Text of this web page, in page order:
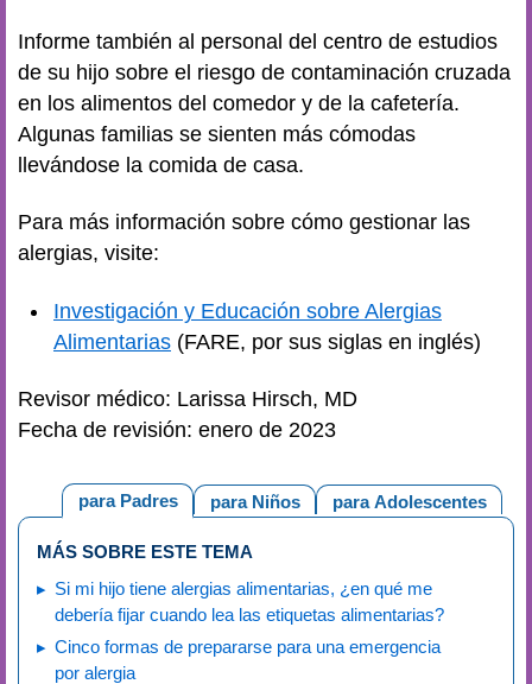
Informe también al personal del centro de estudios
de su hijo sobre el riesgo de contaminación cruzada
en los alimentos del comedor y de la cafetería.
Algunas familias se sienten más cómodas
llevándose la comida de casa.
Para más información sobre cómo gestionar las
alergias, visite:
Investigación y Educación sobre Alergias
Alimentarias (FARE, por sus siglas en inglés)
Revisor médico: Larissa Hirsch, MD
Fecha de revisión: enero de 2023
para Adolescentes
para Niños
para Padres
MÁS SOBRE ESTE TEMA
Si mi hijo tiene alergias alimentarias, ¿en qué me
debería fijar cuando lea las etiquetas alimentarias?
Cinco formas de prepararse para una emergencia
por alergia